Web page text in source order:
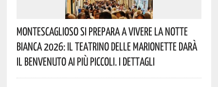
Montescaglioso Si Prepara A Vivere La Notte
Bianca 2026: Il Teatrino Delle Marionette Darà
Il Benvenuto Ai Più Piccoli. I Dettagli